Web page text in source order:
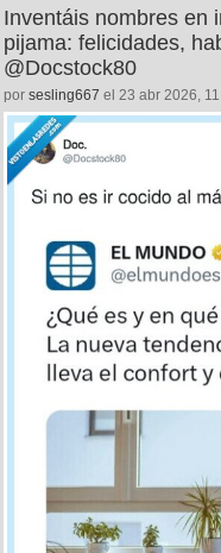
Inventáis nombres en
pijama: felicidades,
@Docstock80
por sesling667 el 23 abr 2026,